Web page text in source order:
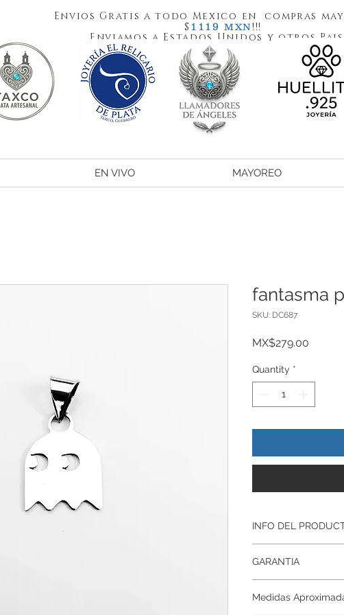
Envios Gratis a todo Mexico en compras
$ 1119 MXN!!!
Enviamos a Estados Unidos y otros
EN VIVO MAYOREO
fantasma
SKU: DC687
MX$279.00
Quantity *
INFO DEL
ley.925
Todos nuestros
artesanalmente ,
GARANTIA
Respaldamos
Medidas